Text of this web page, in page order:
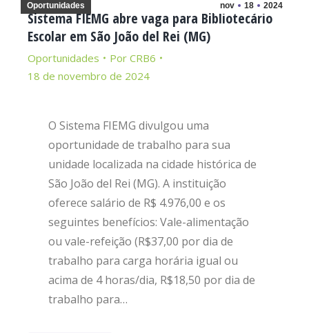
nov 18 2024
Oportunidades
Sistema FIEMG abre vaga para Bibliotecário
Escolar em São João del Rei (MG)
Oportunidades Por CRB6
18 de novembro de 2024
O Sistema FIEMG divulgou uma
oportunidade de trabalho para sua
unidade localizada na cidade histórica de
São João del Rei (MG). A instituição
oferece salário de R$ 4.976,00 e os
seguintes benefícios: Vale-alimentação
ou vale-refeição (R$37,00 por dia de
trabalho para carga horária igual ou
acima de 4 horas/dia, R$18,50 por dia de
trabalho para…